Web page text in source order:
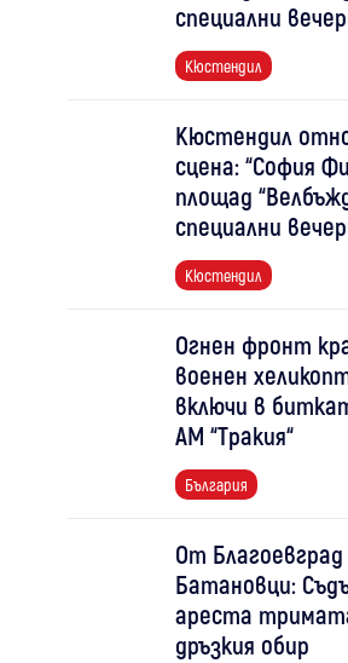
специални
Кюстендил
Кюстендил
сцена: “София
площад
специални
Кюстендил
Огнен фронт
военен
включи в
АМ “Тракия“
България
От
Батановци:
ареста
дръзкия обир